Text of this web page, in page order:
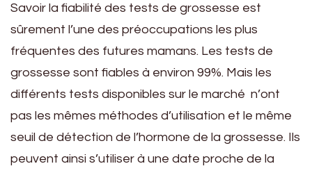
Savoir la fiabilité des tests de grossesse est
sûrement l’une des préoccupations les plus
fréquentes des futures mamans. Les tests de
grossesse sont fiables à environ 99%. Mais les
différents tests disponibles sur le marché n’ont
pas les mêmes méthodes d’utilisation et le même
seuil de détection de l’hormone de la grossesse. Ils
peuvent ainsi s’utiliser à une date proche de la